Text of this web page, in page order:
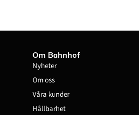
Om Bahnhof
Nyheter
Om oss
Våra kunder
Hållbarhet